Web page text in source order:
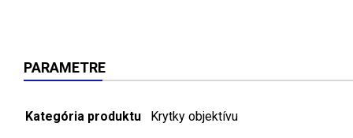
PARAMETRE
Kategória produktu Krytky objektívu